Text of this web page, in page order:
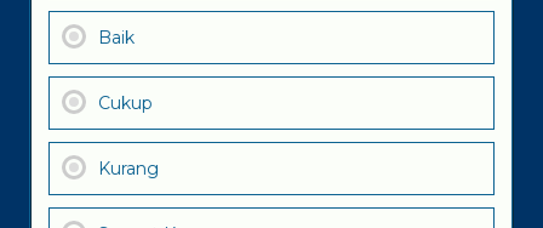
Baik
Cukup
Kurang